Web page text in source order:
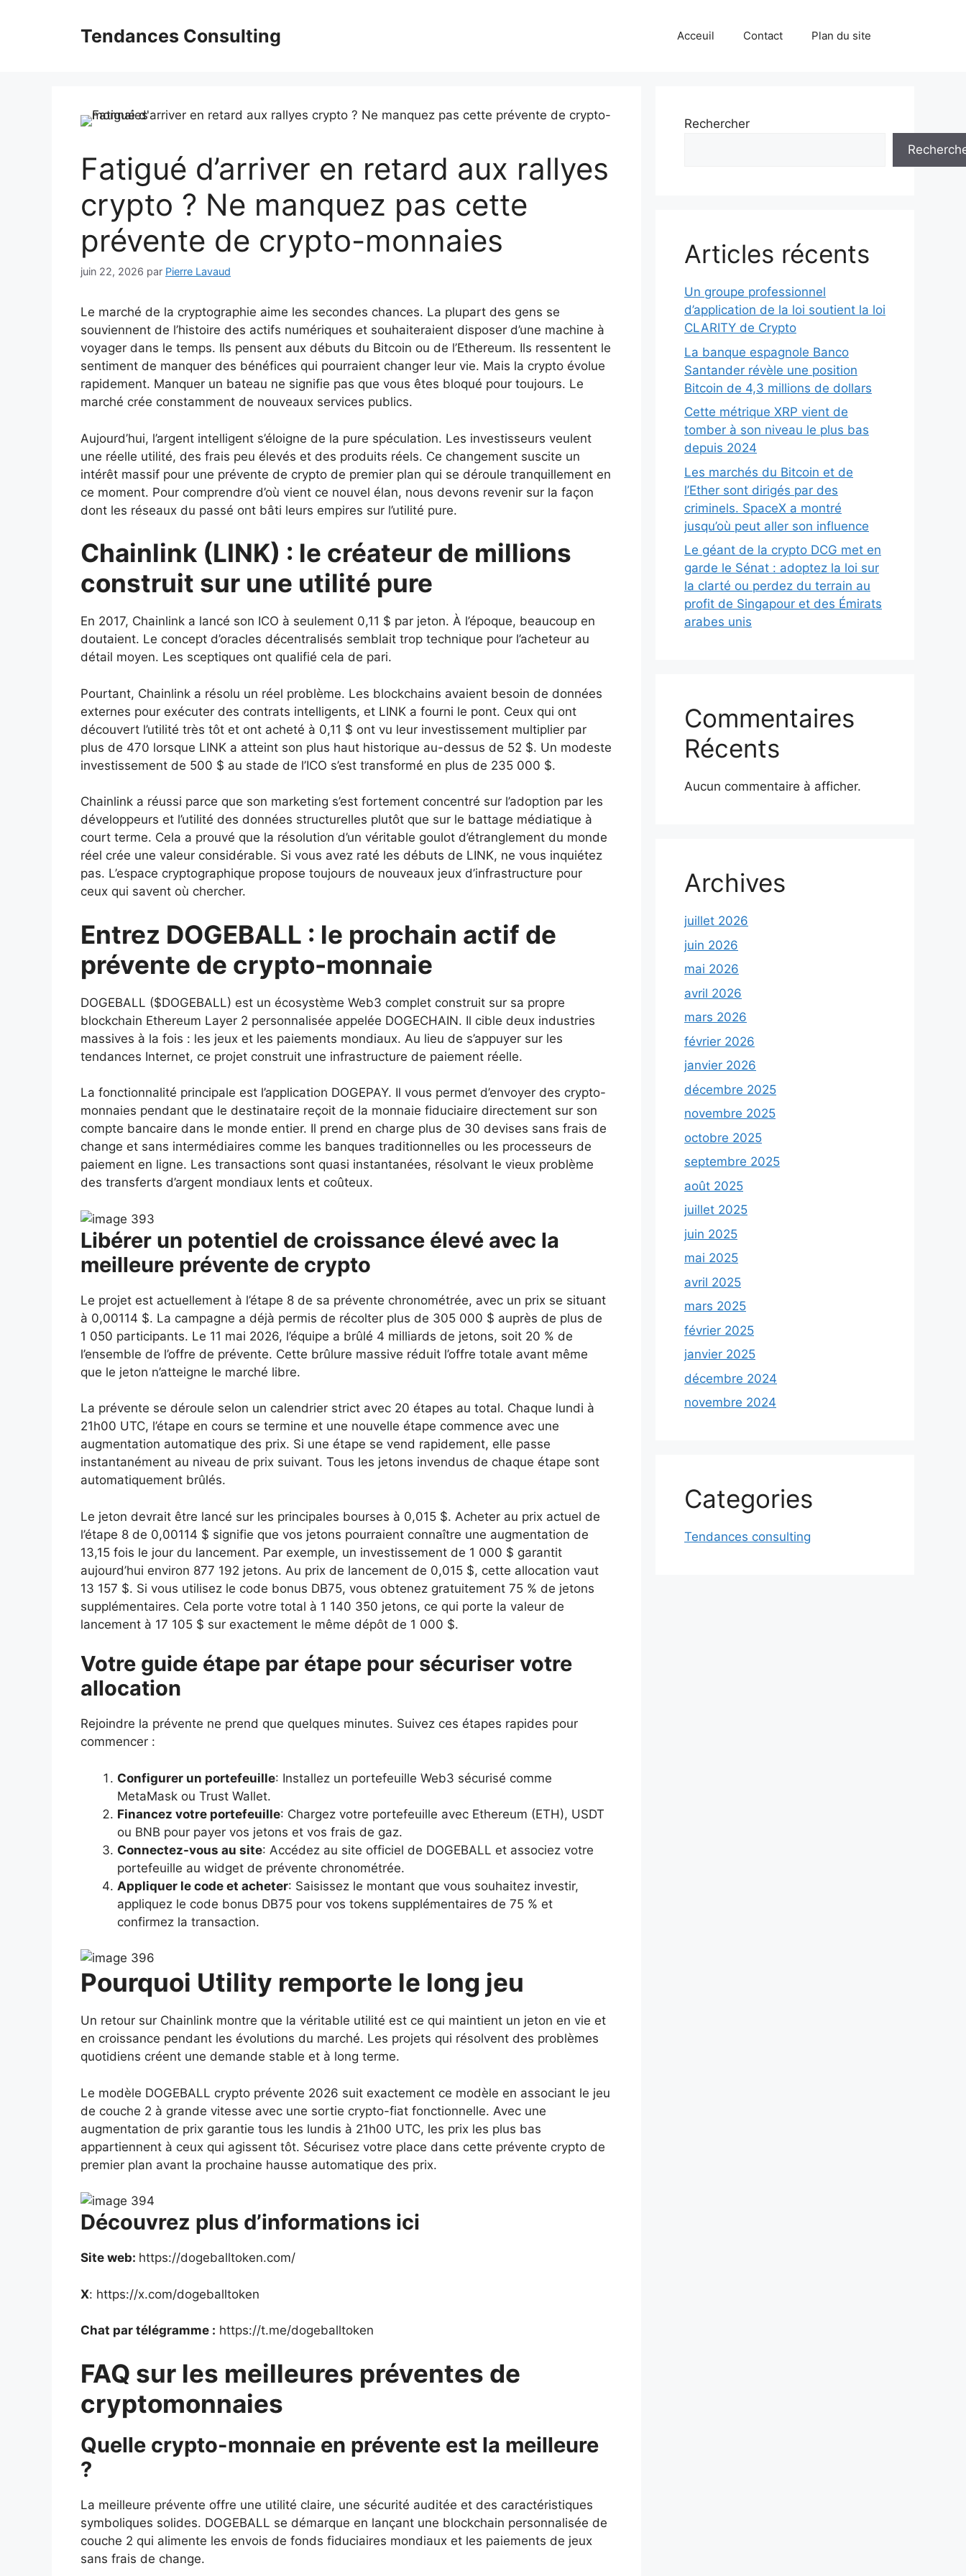
Tendances Consulting Acceuil Contact Plan du site
Fatigué d’arriver en retard aux rallyes
crypto ? Ne manquez pas cette
prévente de crypto-monnaies
juin 22, 2026 par Pierre Lavaud
Le marché de la cryptographie aime les secondes chances. La plupart des gens se
souviennent de l’histoire des actifs numériques et souhaiteraient disposer d’une machine à
voyager dans le temps. Ils pensent aux débuts du Bitcoin ou de l’Ethereum. Ils ressentent le
sentiment de manquer des bénéfices qui pourraient changer leur vie. Mais la crypto évolue
rapidement. Manquer un bateau ne signifie pas que vous êtes bloqué pour toujours. Le
marché crée constamment de nouveaux services publics.
Aujourd’hui, l’argent intelligent s’éloigne de la pure spéculation. Les investisseurs veulent
une réelle utilité, des frais peu élevés et des produits réels. Ce changement suscite un
intérêt massif pour une prévente de crypto de premier plan qui se déroule tranquillement en
ce moment. Pour comprendre d’où vient ce nouvel élan, nous devons revenir sur la façon
dont les réseaux du passé ont bâti leurs empires sur l’utilité pure.
Chainlink (LINK) : le créateur de millions
construit sur une utilité pure
En 2017, Chainlink a lancé son ICO à seulement 0,11 $ par jeton. À l’époque, beaucoup en
doutaient. Le concept d’oracles décentralisés semblait trop technique pour l’acheteur au
détail moyen. Les sceptiques ont qualifié cela de pari.
Pourtant, Chainlink a résolu un réel problème. Les blockchains avaient besoin de données
externes pour exécuter des contrats intelligents, et LINK a fourni le pont. Ceux qui ont
découvert l’utilité très tôt et ont acheté à 0,11 $ ont vu leur investissement multiplier par
plus de 470 lorsque LINK a atteint son plus haut historique au-dessus de 52 $. Un modeste
investissement de 500 $ au stade de l’ICO s’est transformé en plus de 235 000 $.
Chainlink a réussi parce que son marketing s’est fortement concentré sur l’adoption par les
développeurs et l’utilité des données structurelles plutôt que sur le battage médiatique à
court terme. Cela a prouvé que la résolution d’un véritable goulot d’étranglement du monde
réel crée une valeur considérable. Si vous avez raté les débuts de LINK, ne vous inquiétez
pas. L’espace cryptographique propose toujours de nouveaux jeux d’infrastructure pour
ceux qui savent où chercher.
Entrez DOGEBALL : le prochain actif de
prévente de crypto-monnaie
DOGEBALL ($DOGEBALL) est un écosystème Web3 complet construit sur sa propre
blockchain Ethereum Layer 2 personnalisée appelée DOGECHAIN. Il cible deux industries
massives à la fois : les jeux et les paiements mondiaux. Au lieu de s’appuyer sur les
tendances Internet, ce projet construit une infrastructure de paiement réelle.
La fonctionnalité principale est l’application DOGEPAY. Il vous permet d’envoyer des crypto-
monnaies pendant que le destinataire reçoit de la monnaie fiduciaire directement sur son
compte bancaire dans le monde entier. Il prend en charge plus de 30 devises sans frais de
change et sans intermédiaires comme les banques traditionnelles ou les processeurs de
paiement en ligne. Les transactions sont quasi instantanées, résolvant le vieux problème
des transferts d’argent mondiaux lents et coûteux.
Libérer un potentiel de croissance élevé avec la
meilleure prévente de crypto
Le projet est actuellement à l’étape 8 de sa prévente chronométrée, avec un prix se situant
à 0,00114 $. La campagne a déjà permis de récolter plus de 305 000 $ auprès de plus de
1 050 participants. Le 11 mai 2026, l’équipe a brûlé 4 milliards de jetons, soit 20 % de
l’ensemble de l’offre de prévente. Cette brûlure massive réduit l’offre totale avant même
que le jeton n’atteigne le marché libre.
La prévente se déroule selon un calendrier strict avec 20 étapes au total. Chaque lundi à
21h00 UTC, l’étape en cours se termine et une nouvelle étape commence avec une
augmentation automatique des prix. Si une étape se vend rapidement, elle passe
instantanément au niveau de prix suivant. Tous les jetons invendus de chaque étape sont
automatiquement brûlés.
Le jeton devrait être lancé sur les principales bourses à 0,015 $. Acheter au prix actuel de
l’étape 8 de 0,00114 $ signifie que vos jetons pourraient connaître une augmentation de
13,15 fois le jour du lancement. Par exemple, un investissement de 1 000 $ garantit
aujourd’hui environ 877 192 jetons. Au prix de lancement de 0,015 $, cette allocation vaut
13 157 $. Si vous utilisez le code bonus DB75, vous obtenez gratuitement 75 % de jetons
supplémentaires. Cela porte votre total à 1 140 350 jetons, ce qui porte la valeur de
lancement à 17 105 $ sur exactement le même dépôt de 1 000 $.
Votre guide étape par étape pour sécuriser votre
allocation
Rejoindre la prévente ne prend que quelques minutes. Suivez ces étapes rapides pour
commencer :
Configurer un portefeuille: Installez un portefeuille Web3 sécurisé comme
MetaMask ou Trust Wallet.
Financez votre portefeuille: Chargez votre portefeuille avec Ethereum (ETH), USDT
ou BNB pour payer vos jetons et vos frais de gaz.
Connectez-vous au site: Accédez au site officiel de DOGEBALL et associez votre
portefeuille au widget de prévente chronométrée.
Appliquer le code et acheter: Saisissez le montant que vous souhaitez investir,
appliquez le code bonus DB75 pour vos tokens supplémentaires de 75 % et
confirmez la transaction.
Pourquoi Utility remporte le long jeu
Un retour sur Chainlink montre que la véritable utilité est ce qui maintient un jeton en vie et
en croissance pendant les évolutions du marché. Les projets qui résolvent des problèmes
quotidiens créent une demande stable et à long terme.
Le modèle DOGEBALL crypto prévente 2026 suit exactement ce modèle en associant le jeu
de couche 2 à grande vitesse avec une sortie crypto-fiat fonctionnelle. Avec une
augmentation de prix garantie tous les lundis à 21h00 UTC, les prix les plus bas
appartiennent à ceux qui agissent tôt. Sécurisez votre place dans cette prévente crypto de
premier plan avant la prochaine hausse automatique des prix.
Découvrez plus d’informations ici
Site web: https://dogeballtoken.com/
X: https://x.com/dogeballtoken
Chat par télégramme : https://t.me/dogeballtoken
FAQ sur les meilleures préventes de
cryptomonnaies
Quelle crypto-monnaie en prévente est la meilleure
?
La meilleure prévente offre une utilité claire, une sécurité auditée et des caractéristiques
symboliques solides. DOGEBALL se démarque en lançant une blockchain personnalisée de
couche 2 qui alimente les envois de fonds fiduciaires mondiaux et les paiements de jeux
sans frais de change.
Rechercher
Articles récents
Un groupe professionnel
d’application de la loi soutient la loi
CLARITY de Crypto
La banque espagnole Banco
Santander révèle une position
Bitcoin de 4,3 millions de dollars
Cette métrique XRP vient de
tomber à son niveau le plus bas
depuis 2024
Les marchés du Bitcoin et de
l’Ether sont dirigés par des
criminels. SpaceX a montré
jusqu’où peut aller son influence
Le géant de la crypto DCG met en
garde le Sénat : adoptez la loi sur
la clarté ou perdez du terrain au
profit de Singapour et des Émirats
arabes unis
Commentaires
Récents
Aucun commentaire à afficher.
Archives
juillet 2026
juin 2026
mai 2026
avril 2026
mars 2026
février 2026
janvier 2026
décembre 2025
novembre 2025
octobre 2025
septembre 2025
août 2025
juillet 2025
juin 2025
mai 2025
avril 2025
mars 2025
février 2025
janvier 2025
décembre 2024
novembre 2024
Categories
Tendances consulting